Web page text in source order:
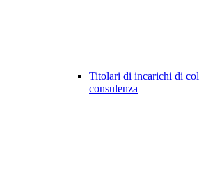
Titolari di incarichi di
consulenza